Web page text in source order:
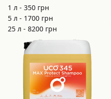
1 л - 350 грн
5 л - 1700 грн
25 л - 8200 грн